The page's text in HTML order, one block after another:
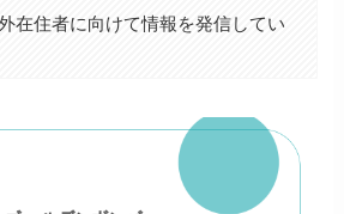
在住者に向けて情報を発信してい